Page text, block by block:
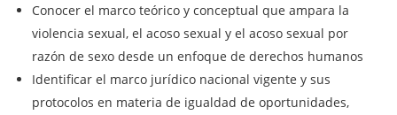
Conocer el marco teórico y conceptual que ampara la
violencia sexual, el acoso sexual y el acoso sexual por
razón de sexo desde un enfoque de derechos humanos
Identificar el marco jurídico nacional vigente y sus
protocolos en materia de igualdad de oportunidades,